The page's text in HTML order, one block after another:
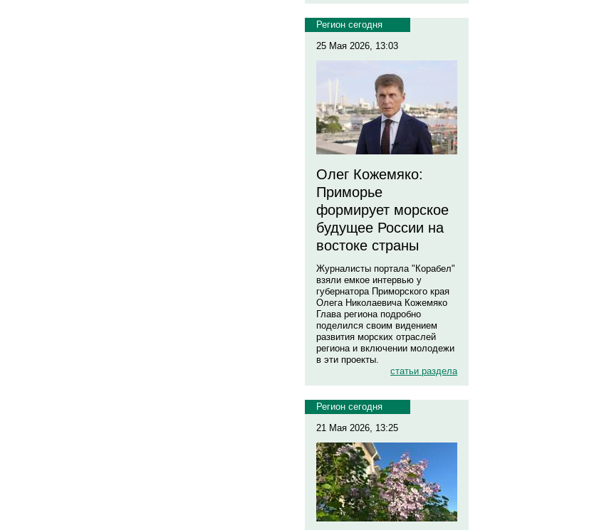
Регион сегодня
25 Мая 2026, 13:03
Олег Кожемяко:
Приморье
формирует морское
будущее России на
востоке страны
Журналисты портала "Корабел"
взяли емкое интервью у
губернатора Приморского края
Олега Николаевича Кожемяко
Глава региона подробно
поделился своим видением
развития морских отраслей
региона и включении молодежи
в эти проекты.
статьи раздела
Регион сегодня
21 Мая 2026, 13:25